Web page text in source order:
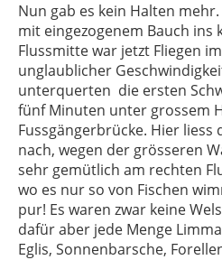
Nun gab es kein Halten
mit eingezogenem Bauch ins
Flussmitte war jetzt Fliegen
unglaublicher
unterquerten die ersten
fünf Minuten unter grossem
Fussgängerbrücke. Hier
nach, wegen der grösseren
sehr gemütlich am rechten
wo es nur so von Fischen
pur! Es waren zwar keine
dafür aber jede Menge
Eglis, Sonnenbarsche,